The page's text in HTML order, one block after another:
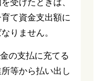
受けたときは、
て資金支出額に
りません。
の支払に充てる
等から払い出し